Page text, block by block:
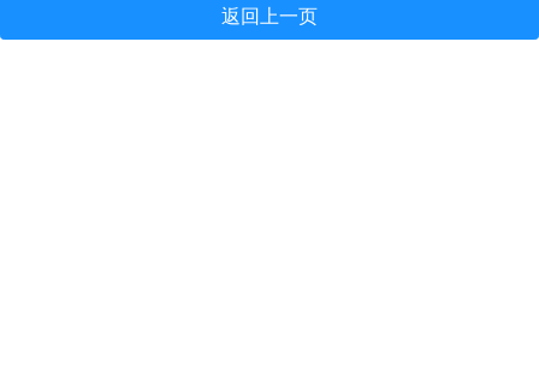
返回上一页